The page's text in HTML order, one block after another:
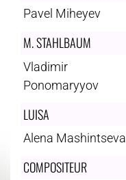
Pavel Miheyev
M. STAHLBAUM
Vladimir
Ponomaryyov
LUISA
Alena Mashintseva
COMPOSITEUR